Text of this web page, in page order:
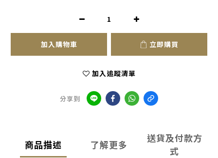
加入購物車 立即購買
加入追蹤清單
分享到
商品描述 了解更多
送貨及付款方
式